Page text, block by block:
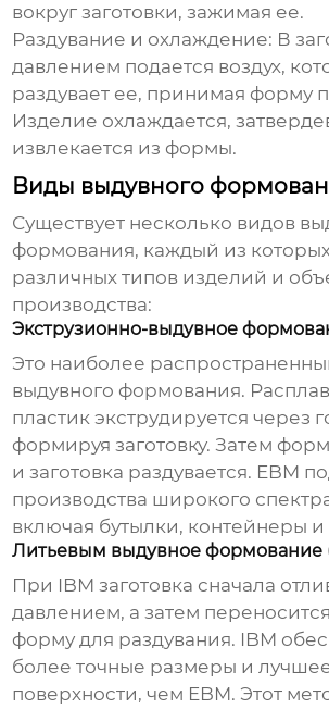
вокруг заготовки, зажимая ее.
Раздувание и охлаждение: В
давлением подается воздух,
раздувает ее, принимая форму
Изделие охлаждается,
извлекается из формы.
Виды выдувного
Существует несколько видов
формования, каждый из
различных типов изделий и
производства:
Экструзионно-выдувное
Это наиболее
выдувного формования.
пластик экструдируется через
формируя заготовку. Затем
и заготовка раздувается. EBM
производства широкого
включая бутылки, контейнеры
Литьевым выдувное формование
При IBM заготовка сначала
давлением, а затем
форму для раздувания. IBM
более точные размеры и
поверхности, чем EBM. Этот